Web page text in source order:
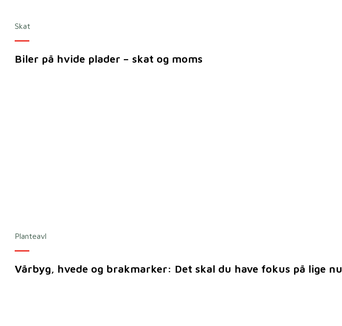
Skat
Biler på hvide plader – skat og moms
Planteavl
Vårbyg, hvede og brakmarker: Det skal du have fokus på lige nu